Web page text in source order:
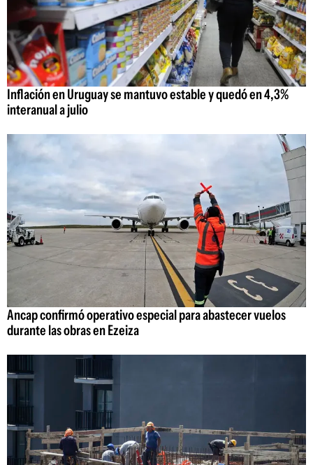
Inflación en Uruguay se mantuvo estable y quedó en 4,3%
interanual a julio
Ancap confirmó operativo especial para abastecer vuelos
durante las obras en Ezeiza